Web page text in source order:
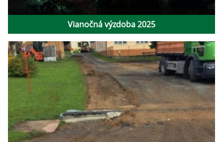
Vianočná výzdoba 2025